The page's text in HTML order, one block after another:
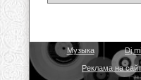
Музыка Dj
Реклама на